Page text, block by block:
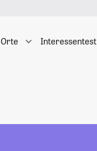
Orte Interessentest